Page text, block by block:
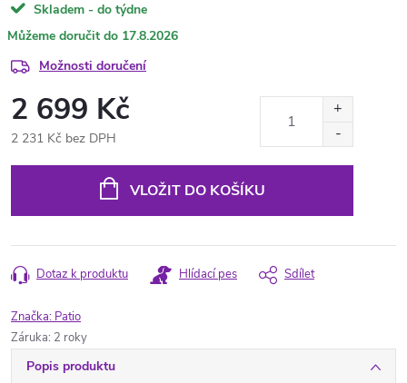
Skladem - do týdne
17.8.2026
Možnosti doručení
2 699 Kč
2 231 Kč bez DPH
VLOŽIT DO KOŠÍKU
Dotaz k produktu Hlídací pes Sdílet
Značka: Patio
Záruka: 2 roky
Popis produktu